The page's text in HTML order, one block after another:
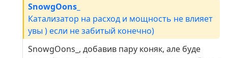
SnowgOons_
Катализатор на расход и мощность не влияет
увы ) если не забитый конечно)
SnowgOons_, добавив пару коняк, але буде